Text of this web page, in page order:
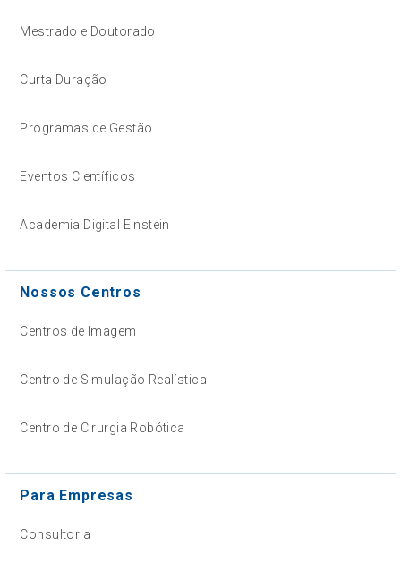
Mestrado e Doutorado
Curta Duração
Programas de Gestão
Eventos Científicos
Academia Digital Einstein
Nossos Centros
Centros de Imagem
Centro de Simulação Realística
Centro de Cirurgia Robótica
Para Empresas
Consultoria